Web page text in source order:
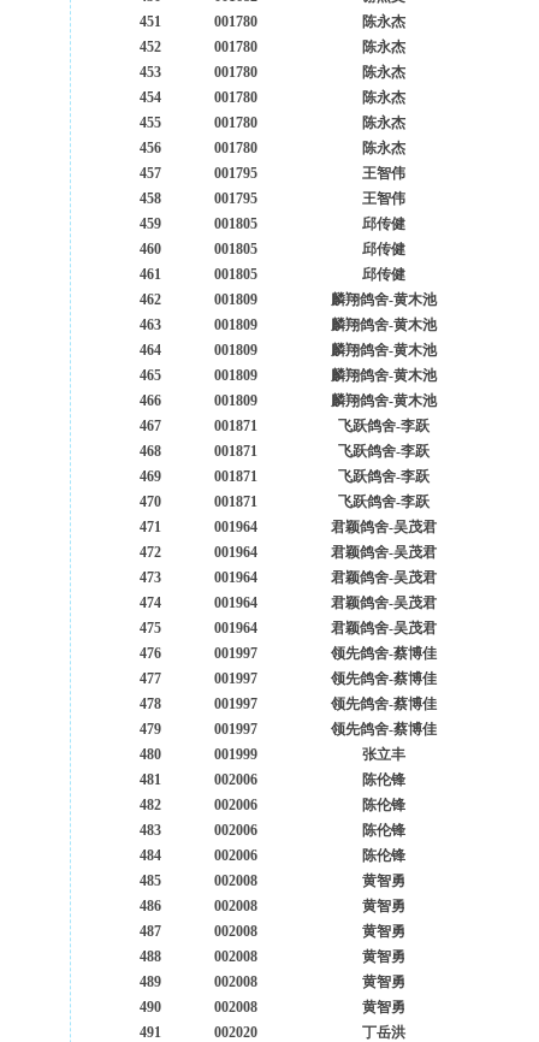
451
001780
陈永杰
452
001780
陈永杰
453
001780
陈永杰
454
001780
陈永杰
455
001780
陈永杰
456
001780
陈永杰
457
001795
王智伟
458
001795
王智伟
459
001805
邱传健
460
001805
邱传健
461
001805
邱传健
462
001809
麟翔鸽舍-黄木池
463
001809
麟翔鸽舍-黄木池
464
001809
麟翔鸽舍-黄木池
465
001809
麟翔鸽舍-黄木池
466
001809
麟翔鸽舍-黄木池
467
001871
飞跃鸽舍-李跃
468
001871
飞跃鸽舍-李跃
469
001871
飞跃鸽舍-李跃
470
001871
飞跃鸽舍-李跃
471
001964
君颖鸽舍-吴茂君
472
001964
君颖鸽舍-吴茂君
473
001964
君颖鸽舍-吴茂君
474
001964
君颖鸽舍-吴茂君
475
001964
君颖鸽舍-吴茂君
476
001997
领先鸽舍-蔡博佳
477
001997
领先鸽舍-蔡博佳
478
001997
领先鸽舍-蔡博佳
479
001997
领先鸽舍-蔡博佳
480
001999
张立丰
481
002006
陈伦锋
482
002006
陈伦锋
483
002006
陈伦锋
484
002006
陈伦锋
485
002008
黄智勇
486
002008
黄智勇
487
002008
黄智勇
488
002008
黄智勇
489
002008
黄智勇
490
002008
黄智勇
491
002020
丁岳洪